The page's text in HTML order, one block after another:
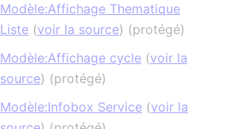
Modèle:Affichage Thematique
Liste (voir la source) (protégé)
Modèle:Affichage cycle (voir la
source) (protégé)
Modèle:Infobox Service (voir la